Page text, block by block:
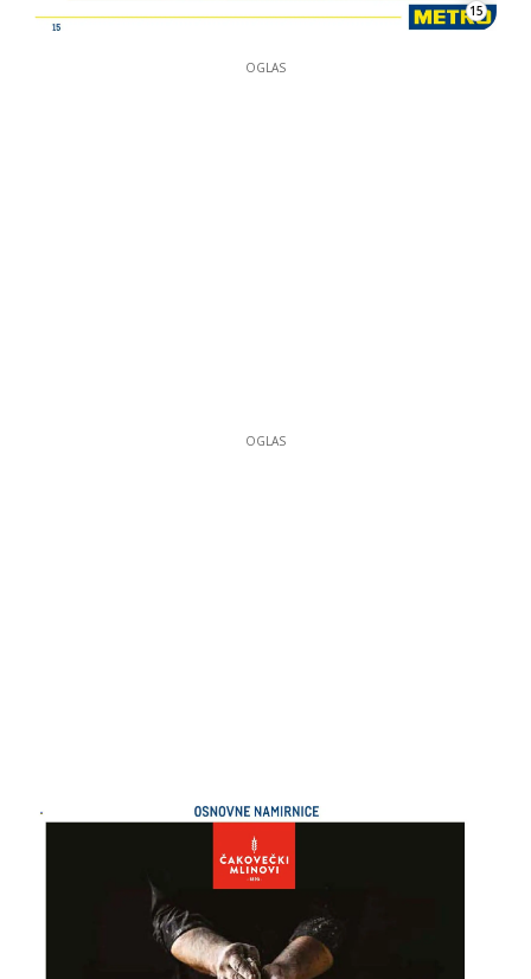
15
OGLAS
OGLAS